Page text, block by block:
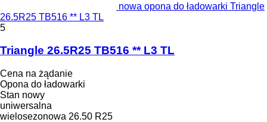
nowa opona do ładowarki Triangle
26.5R25 TB516 ** L3 TL
5
Triangle 26.5R25 TB516 ** L3 TL
Cena na żądanie
Opona do ładowarki
Stan nowy
uniwersalna
wielosezonowa 26.50 R25